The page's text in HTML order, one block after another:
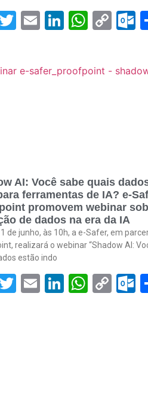
Twitter
EmailLinkedIn
AI: Você sabe quais
ferramentas de IA? e-
promovem webinar
de dados na era da IA
de junho, às 10h, a e-Safer, em
realizará o webinar “Shadow AI:
estão indo
Twitter
EmailLinkedIn